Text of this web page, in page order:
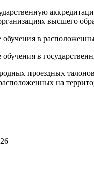
высшего
в
в
проездных
на